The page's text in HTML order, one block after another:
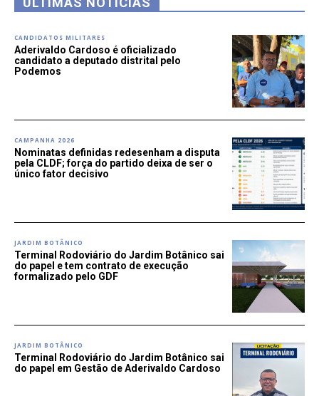
CANDIDATOS MILITARES
Aderivaldo Cardoso é oficializado
candidato a deputado distrital pelo
Podemos
CAMPANHA 2026
Nominatas definidas redesenham a disputa
pela CLDF; força do partido deixa de ser o
único fator decisivo
JARDIM BOTÂNICO
Terminal Rodoviário do Jardim Botânico sai
do papel e tem contrato de execução
formalizado pelo GDF
JARDIM BOTÂNICO
Terminal Rodoviário do Jardim Botânico sai
do papel em Gestão de Aderivaldo Cardoso